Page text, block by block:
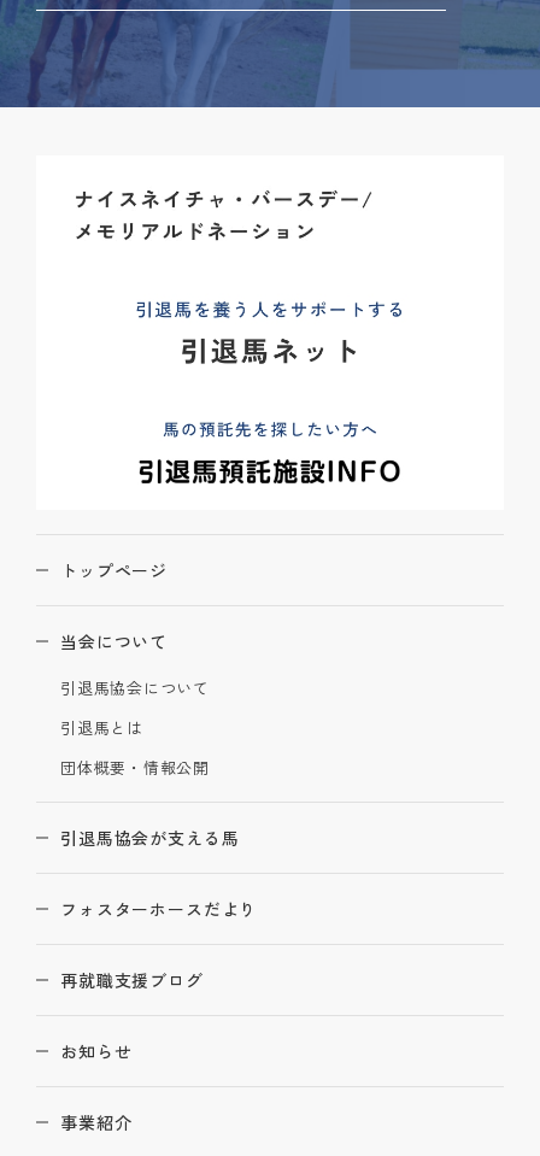
トップページ
当会について
引退馬協会について
引退馬とは
団体概要・情報公開
引退馬協会が支える馬
フォスターホースだより
再就職支援ブログ
お知らせ
事業紹介